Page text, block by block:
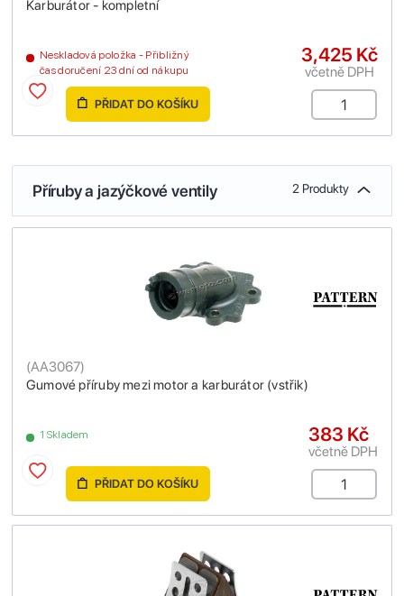
Karburátor - kompletní
Neskladová položka - Přibližný
čas doručení 23 dní od nákupu
3,425 Kč
včetně DPH
PŘIDAT DO KOŠÍKU
Příruby a jazýčkové ventily 2 Produkty
Gumové příruby mezi motor a karburátor (vstřik)
(AA3067)
1 Skladem 383 Kč
včetně DPH
PŘIDAT DO KOŠÍKU